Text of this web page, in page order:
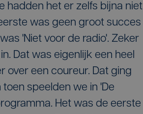
hadden het er zelfs bijna niet
was geen groot succes
'Niet voor de radio'. Zeker
Dat was eigenlijk een heel
over een coureur. Dat ging
speelden we in 'De
Het was de eerste